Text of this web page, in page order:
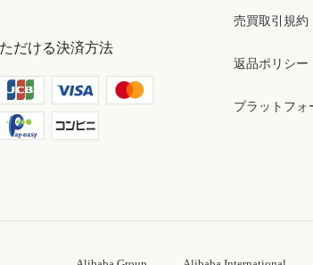
だける決済方法
売買取引規約
返品ポリシー
プラットフォ